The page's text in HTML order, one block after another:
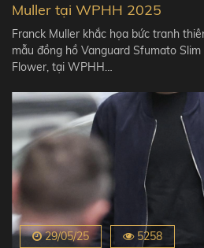
Muller tại WPHH 2025
Franck Muller khắc họa bức tranh
mẫu đồng hồ Vanguard Sfumato
Flower, tại WPHH…
29/05/25 5258